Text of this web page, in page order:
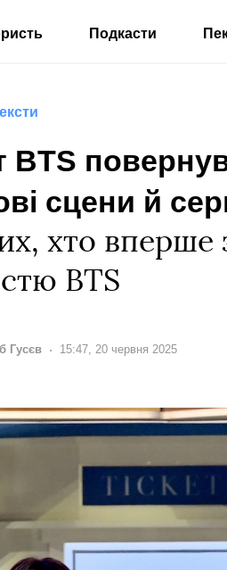
Подкасти
сцени й
хто вперше
BTS
Гусєв Дата:
15:47, 20 червня 2025